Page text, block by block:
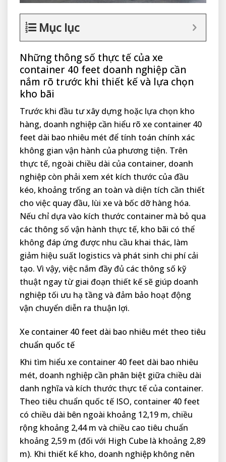
Mục lục
Những thông số thực tế của xe
container 40 feet doanh nghiệp cần
nắm rõ trước khi thiết kế và lựa chọn
kho bãi
Trước khi đầu tư xây dựng hoặc lựa chọn kho
hàng, doanh nghiệp cần hiểu rõ xe container 40
feet dài bao nhiêu mét để tính toán chính xác
không gian vận hành của phương tiện. Trên
thực tế, ngoài chiều dài của container, doanh
nghiệp còn phải xem xét kích thước của đầu
kéo, khoảng trống an toàn và diện tích cần thiết
cho việc quay đầu, lùi xe và bốc dỡ hàng hóa.
Nếu chỉ dựa vào kích thước container mà bỏ qua
các thông số vận hành thực tế, kho bãi có thể
không đáp ứng được nhu cầu khai thác, làm
giảm hiệu suất logistics và phát sinh chi phí cải
tạo. Vì vậy, việc nắm đầy đủ các thông số kỹ
thuật ngay từ giai đoạn thiết kế sẽ giúp doanh
nghiệp tối ưu hạ tầng và đảm bảo hoạt động
vận chuyển diễn ra thuận lợi.
Xe container 40 feet dài bao nhiêu mét theo tiêu
chuẩn quốc tế
Khi tìm hiểu xe container 40 feet dài bao nhiêu
mét, doanh nghiệp cần phân biệt giữa chiều dài
danh nghĩa và kích thước thực tế của container.
Theo tiêu chuẩn quốc tế ISO, container 40 feet
có chiều dài bên ngoài khoảng 12,19 m, chiều
rộng khoảng 2,44 m và chiều cao tiêu chuẩn
khoảng 2,59 m (đối với High Cube là khoảng 2,89
m). Khi thiết kế kho, doanh nghiệp không nên